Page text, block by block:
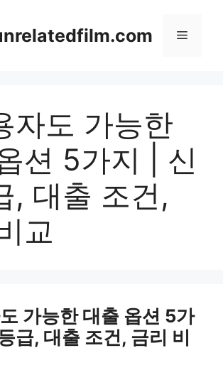
Menu
자도 가능한
션 5가지 | 신
, 대출 조건,
교
가능한 대출 옵션 5가
급, 대출 조건, 금리 비